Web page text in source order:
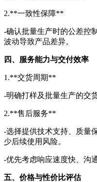
2.**一致性保障**
-确认批量生产时的公差控
波动导致产品差异。
四、服务能力与交付效率
1.**交货周期**
-明确打样及批量生产的交
2.**售后服务**
-选择提供技术支持、质量
少后续使用风险。
-优先考虑响应速度快、沟
五、价格与性价比评估